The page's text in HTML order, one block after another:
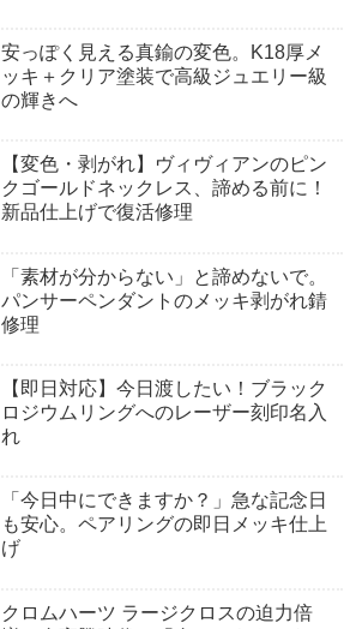
安っぽく見える真鍮の変色。K18厚メ
ッキ＋クリア塗装で高級ジュエリー級
の輝きへ
【変色・剥がれ】ヴィヴィアンのピン
クゴールドネックレス、諦める前に！
新品仕上げで復活修理
「素材が分からない」と諦めないで。
パンサーペンダントのメッキ剥がれ錆
修理
【即日対応】今日渡したい！ブラック
ロジウムリングへのレーザー刻印名入
れ
「今日中にできますか？」急な記念日
も安心。ペアリングの即日メッキ仕上
げ
クロムハーツ ラージクロスの迫力倍